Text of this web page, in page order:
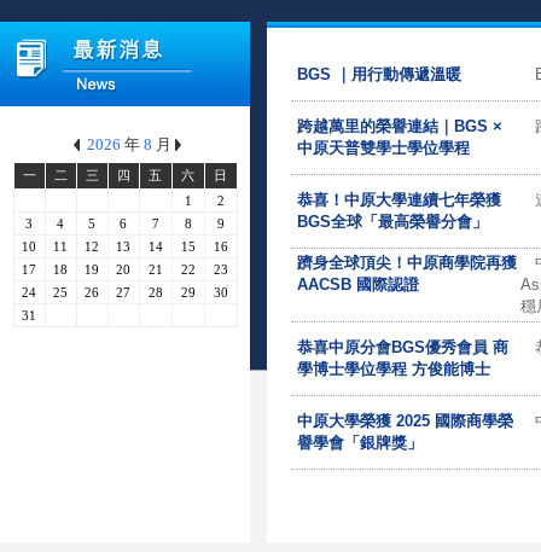
2026 年 8 月
一 二 三 四 五 六
日
1
2
3
4 5 6 7 8
9
10
11 12 13 14 15
16
17
18 19 20 21 22
23
24
25 26 27 28 29
30
31
BGS ｜用行動傳遞溫暖
跨越萬里的榮譽連結｜BGS ×
中原天普雙學士學位學程
恭喜！中原大學連續七年榮獲
BGS全球「最高榮譽分會」
躋身全球頂尖！中原商學院再獲
AACSB 國際認證
穩
恭喜中原分會BGS優秀會員 商
學博士學位學程 方俊能博士
中原大學榮獲 2025 國際商學榮
譽學會「銀牌獎」